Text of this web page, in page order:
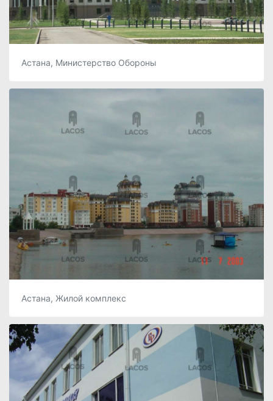
Астана, Министерство Обороны
Астана, Жилой комплекс